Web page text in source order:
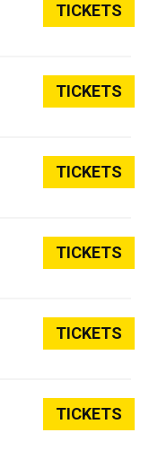
TICKETS
TICKETS
TICKETS
TICKETS
TICKETS
TICKETS